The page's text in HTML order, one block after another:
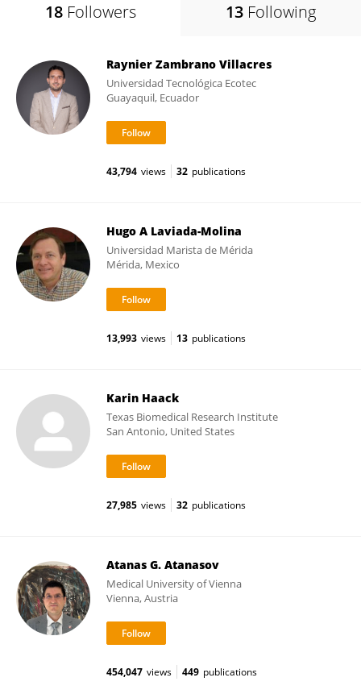
18 Followers 13 Following
Raynier Zambrano Villacres
Universidad Tecnológica Ecotec
Guayaquil, Ecuador
43,794 views 32 publications
Hugo A Laviada-Molina
Universidad Marista de Mérida
Mérida, Mexico
13,993 views 13 publications
Karin Haack
Texas Biomedical Research Institute
San Antonio, United States
27,985 views 32 publications
Atanas G. Atanasov
Medical University of Vienna
Vienna, Austria
454,047 views 449 publications